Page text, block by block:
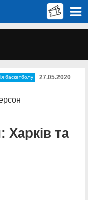
баскетболу 27.05.2020
Харків та